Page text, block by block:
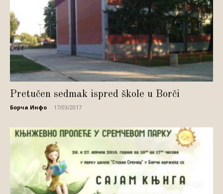
Pretučen sedmak ispred škole u Borči
Борча Инфо 17/03/2017